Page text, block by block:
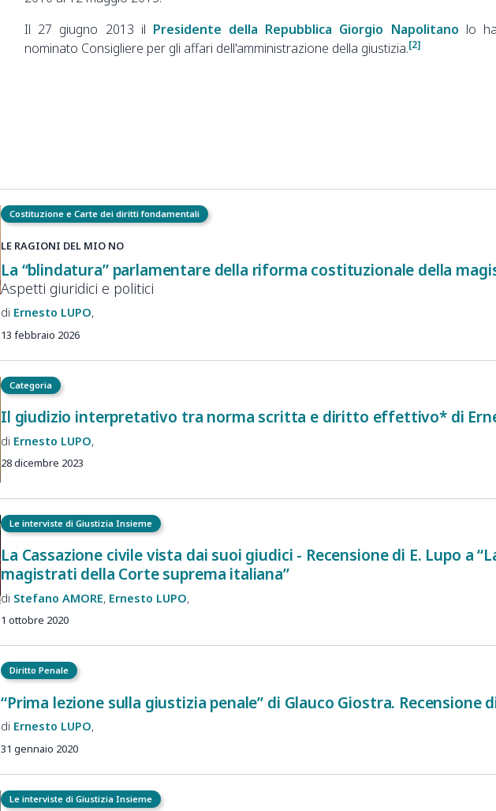
Il 27 giugno 2013 il Presidente della Repubblica Giorgio Napolitano lo ha
nominato Consigliere per gli affari dell'amministrazione della giustizia.[2]
Costituzione e Carte dei diritti fondamentali
LE RAGIONI DEL MIO NO
La “blindatura” parlamentare della riforma costituzionale della
Aspetti giuridici e politici
Ernesto LUPO
13 febbraio 2026
Categoria
Il giudizio interpretativo tra norma scritta e diritto effettivo* di
Ernesto LUPO
28 dicembre 2023
Le interviste di Giustizia Insieme
La Cassazione civile vista dai suoi giudici - Recensione di E. Lupo a
magistrati della Corte suprema italiana”
Stefano AMORE Ernesto LUPO
1 ottobre 2020
Diritto Penale
“Prima lezione sulla giustizia penale” di Glauco Giostra. Recensione
Ernesto LUPO
31 gennaio 2020
Le interviste di Giustizia Insieme